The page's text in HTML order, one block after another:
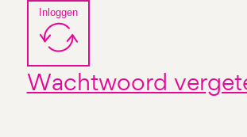
Inloggen
Wachtwoord